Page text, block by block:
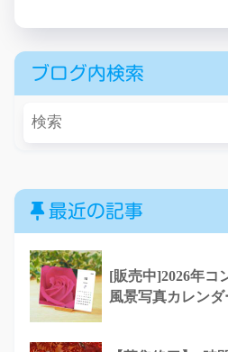
ブログ内検索
最近の記事
[販売中]2026年コ
風景写真カレンダ